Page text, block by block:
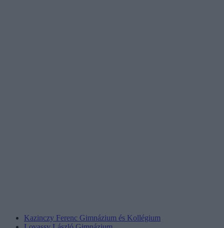
Kazinczy Ferenc Gimnázium és Kollégium